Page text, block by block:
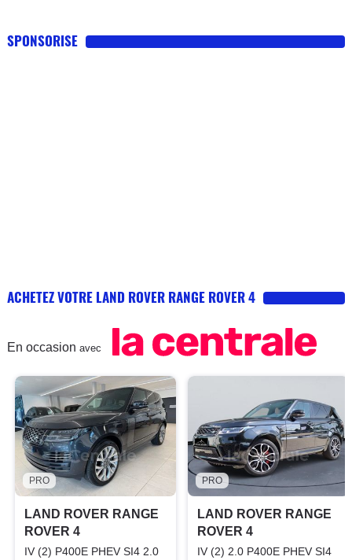
SPONSORISE
ACHETEZ VOTRE LAND ROVER RANGE ROVER 4
En occasion avec
PRO
LAND ROVER RANGE
ROVER 4
IV (2) P400E PHEV SI4 2.0
PRO
LAND ROVER RANGE
ROVER 4
IV (2) 2.0 P400E PHEV SI4